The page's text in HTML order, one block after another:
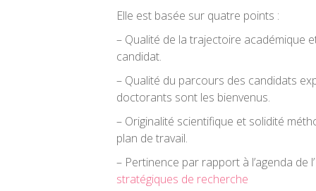
Elle est basée sur quatre points :
– Qualité de la trajectoire académique
candidat.
– Qualité du parcours des candidats
doctorants sont les bienvenus.
– Originalité scientifique et solidité
plan de travail.
– Pertinence par rapport à l’agenda de
stratégiques de recherche